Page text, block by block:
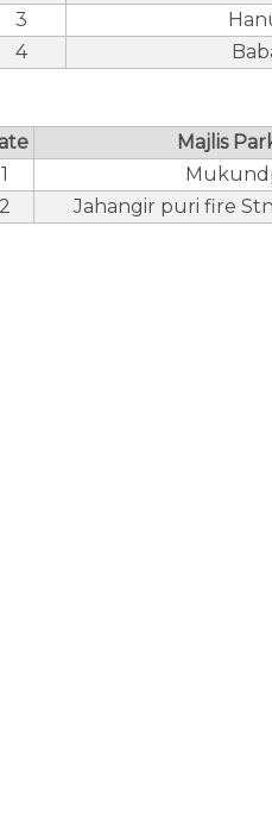
3
4
Majlis
1
2
Jahangir puri fire